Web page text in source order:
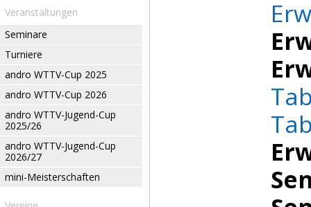
Veranstaltungen
Seminare
Turniere
andro WTTV-Cup 2025
andro WTTV-Cup 2026
andro WTTV-Jugend-Cup
2025/26
andro WTTV-Jugend-Cup
2026/27
mini-Meisterschaften